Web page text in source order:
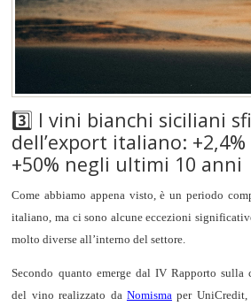
3️⃣ I vini bianchi siciliani
dell’export italiano:
+50% negli ultimi 10 anni
Come abbiamo appena visto, è un periodo
italiano, ma ci sono alcune eccezioni
molto diverse all’interno del settore.
Secondo quanto emerge dal IV Rapporto
del vino realizzato da Nomisma per